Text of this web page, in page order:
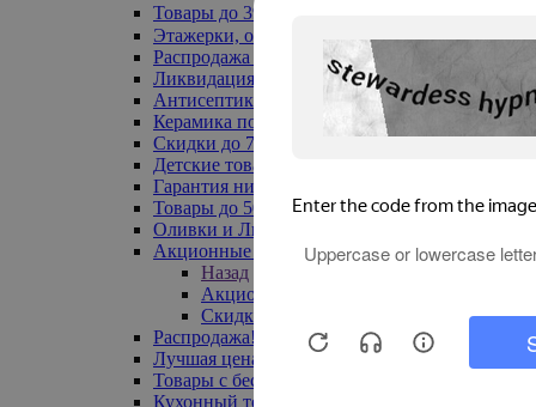
Товары до 399₽
Этажерки, обувницы
Распродажа текстиля до -50%
Ликвидация до -70%
Антисептики
Керамика по 129 руб
Скидки до 70%
Детские товары
Гарантия низкой цены
Товары до 500 руб
Оливки и Лимоны
Акционные товары
Назад
Акционные товары
Скидка 20% по промокоду
Распродажа! Ульяновск до -70%
Лучшая цена
Товары с бесплатной доставкой
Кухонный текстиль